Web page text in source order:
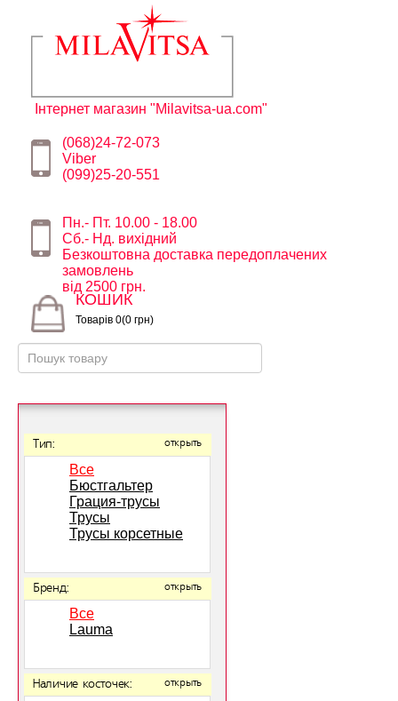
Інтернет магазин "Milavitsa-ua.com"
(068)24-72-073
Viber
(099)25-20-551
Пн.- Пт. 10.00 - 18.00
Сб.- Нд. вихідний
Безкоштовна доставка передоплачених
замовлень
від 2500 грн.
КОШИК
Товарів 0(0 грн)
Тип: открыть
Все
Бюстгальтер
Грация-трусы
Трусы
Трусы корсетные
Бренд: открыть
Все
Lauma
Наличие косточек: открыть